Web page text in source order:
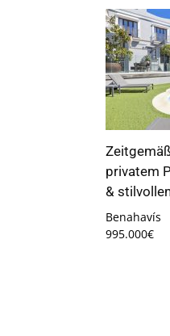
privatem
&
Benahavís
995.000€